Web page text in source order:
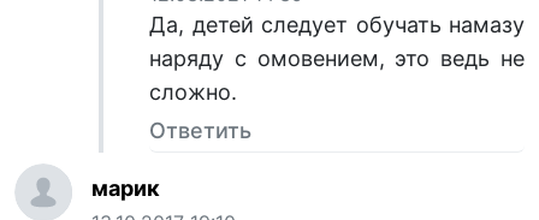
Да, детей следует обучать намазу
наряду с омовением, это ведь не
сложно.
Ответить
марик